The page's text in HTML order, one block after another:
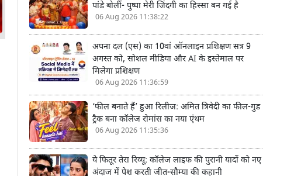
पांडे बोलीं- पुष्पा मेरी जिंदगी का हिस्सा बन गई है
06 Aug 2026 11:38:22
अपना दल (एस) का 10वां ऑनलाइन प्रशिक्षण सत्र 9
अगस्त को, सोशल मीडिया और AI के इस्तेमाल पर
मिलेगा प्रशिक्षण
06 Aug 2026 11:36:59
‘फील बनाते हैं’ हुआ रिलीज: अमित त्रिवेदी का फील-गुड
ट्रैक बना कॉलेज रोमांस का नया एंथम
06 Aug 2026 11:35:36
ये फितूर तेरा रिव्यू: कॉलेज लाइफ की पुरानी यादों को नए
अंदाज में पेश करती जीत-सौम्या की कहानी